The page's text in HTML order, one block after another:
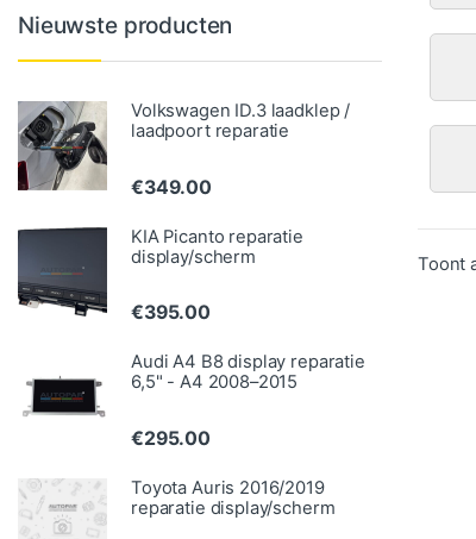
Toont
Nieuwste producten
Volkswagen ID.3 laadklep /
laadpoort reparatie
€349.00
KIA Picanto reparatie
display/scherm
€395.00
Audi A4 B8 display reparatie
6,5" - A4 2008–2015
€295.00
Toyota Auris 2016/2019
reparatie display/scherm